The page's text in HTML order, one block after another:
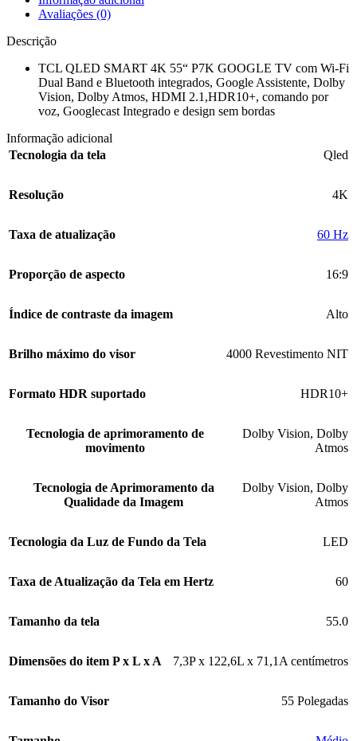
Avaliações (0)
Descrição
TCL QLED SMART 4K 55“ P7K GOOGLE TV com Wi-Fi
Dual Band e Bluetooth integrados, Google Assistente, Dolby
Vision, Dolby Atmos, HDMI 2.1,HDR10+, comando por
voz, Googlecast Integrado e design sem bordas
Informação adicional
Tecnologia da tela
Qled
Resolução 4K
Taxa de atualização ‎60 Hz
Proporção de aspecto 16:9
Índice de contraste da imagem Alto
Brilho máximo do visor 4000 Revestimento NIT
Formato HDR suportado HDR10+
Tecnologia de aprimoramento de
movimento
Dolby Vision, Dolby
Atmos
Tecnologia de Aprimoramento da
Qualidade da Imagem
Dolby Vision, Dolby
Atmos
Tecnologia da Luz de Fundo da Tela LED
Taxa de Atualização da Tela em Hertz 60
Tamanho da tela 55.0
Dimensões do item P x L x A 7,3P x 122,6L x 71,1A centímetros
Tamanho do Visor 55 Polegadas